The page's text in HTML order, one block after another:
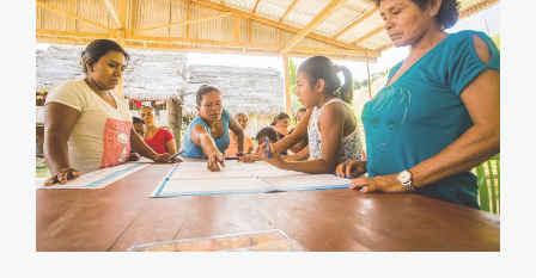
FOTO-GOBIERNO-
ABIERTO